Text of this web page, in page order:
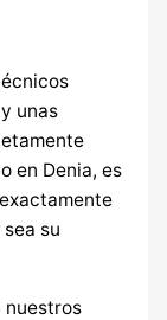
unas
en Denia, es
su
nuestros